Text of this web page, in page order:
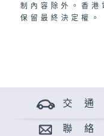
制內容除外。香港
保留最終決定權。
交 通
聯 絡